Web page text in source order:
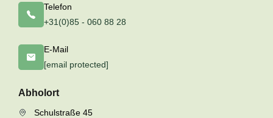
Telefon
+31(0)85 - 060 88 28
E-Mail
[email protected]
Abholort
Schulstraße 45